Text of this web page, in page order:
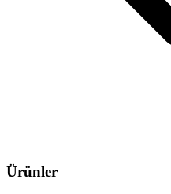
Ürünler